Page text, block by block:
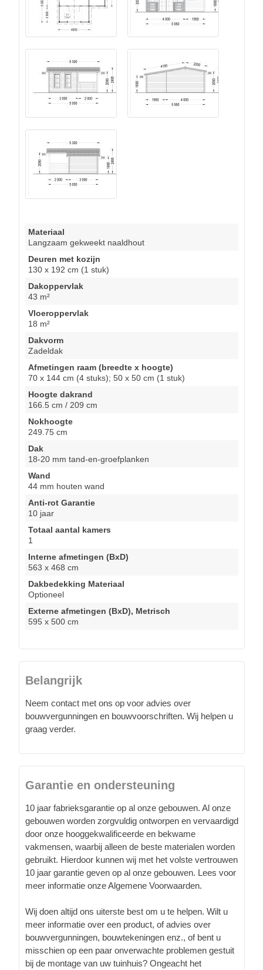
Materiaal
Langzaam gekweekt naaldhout
Deuren met kozijn
130 x 192 cm (1 stuk)
Dakoppervlak
43 m²
Vloeroppervlak
18 m²
Dakvorm
Zadeldak
Afmetingen raam (breedte x hoogte)
70 x 144 cm (4 stuks); 50 x 50 cm (1 stuk)
Hoogte dakrand
166.5 cm / 209 cm
Nokhoogte
249.75 cm
Dak
18-20 mm tand-en-groefplanken
Wand
44 mm houten wand
Anti-rot Garantie
10 jaar
Totaal aantal kamers
1
Interne afmetingen (BxD)
563 x 468 cm
Dakbedekking Materiaal
Optioneel
Externe afmetingen (BxD), Metrisch
595 x 500 cm
Belangrijk
Neem contact met ons op voor advies over
bouwvergunningen en bouwvoorschriften. Wij helpen u
graag verder.
Garantie en ondersteuning
10 jaar fabrieksgarantie op al onze gebouwen. Al onze
gebouwen worden zorgvuldig ontworpen en vervaardigd
door onze hooggekwalificeerde en bekwame
vakmensen, waarbij alleen de beste materialen worden
gebruikt. Hierdoor kunnen wij met het volste vertrouwen
10 jaar garantie geven op al onze gebouwen. Lees voor
meer informatie onze Algemene Voorwaarden.
Wij doen altijd ons uiterste best om u te helpen. Wilt u
meer informatie over een product, of advies over
bouwvergunningen, bouwtekeningen enz., of bent u
misschien op een paar onverwachte problemen gestuit
bij de montage van uw tuinhuis? Ongeacht het